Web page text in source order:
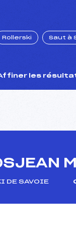
Rollerski Saut à
les
DE SAVOIE